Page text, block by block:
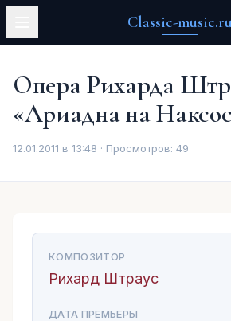
Classic-
Опера Рихарда
«Ариадна на
12.01.2011 в 13:48 · Просмотров: 49
КОМПОЗИТОР
Рихард Штраус
ДАТА ПРЕМЬЕРЫ